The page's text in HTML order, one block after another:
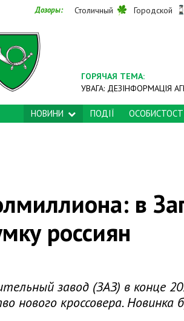
Дозоры: Столичный Городской
ГОРЯЧАЯ ТЕМА:
УВАГА: ДЕЗІНФОРМАЦІЯ
НОВИНИ ПОДІЇ
в
россиян
завод (ЗАЗ) в конце
нового кроссовера. Новинка